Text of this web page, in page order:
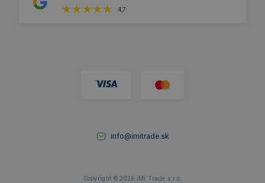
4,7
info@imitrade.sk
Copyright © 2026 iMi Trade s.r.o.